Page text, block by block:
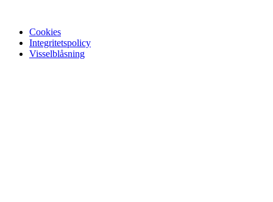
Cookies
Integritetspolicy
Visselblåsning